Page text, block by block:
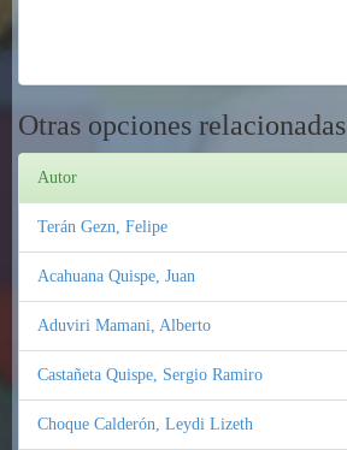
Otras opciones relacionadas
Autor
Terán Gezn, Felipe
Acahuana Quispe, Juan
Aduviri Mamani, Alberto
Castañeta Quispe, Sergio Ramiro
Choque Calderón, Leydi Lizeth